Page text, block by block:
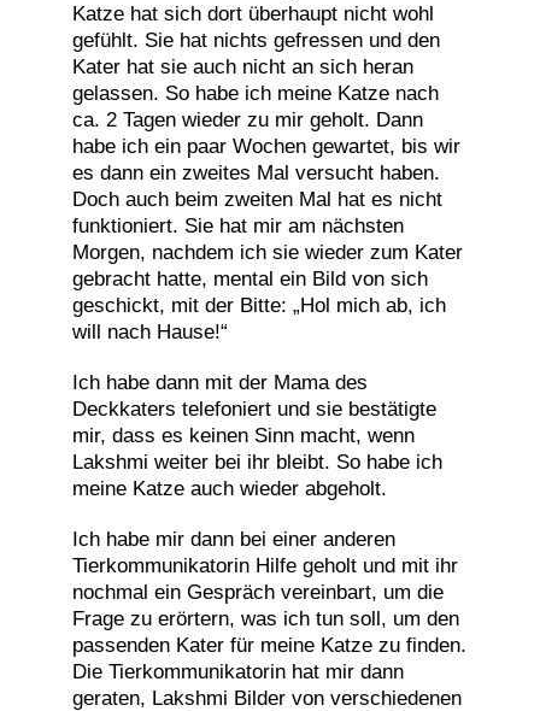
Katze hat sich dort überhaupt nicht wohl
gefühlt. Sie hat nichts gefressen und den
Kater hat sie auch nicht an sich heran
gelassen. So habe ich meine Katze nach
ca. 2 Tagen wieder zu mir geholt. Dann
habe ich ein paar Wochen gewartet, bis wir
es dann ein zweites Mal versucht haben.
Doch auch beim zweiten Mal hat es nicht
funktioniert. Sie hat mir am nächsten
Morgen, nachdem ich sie wieder zum Kater
gebracht hatte, mental ein Bild von sich
geschickt, mit der Bitte: „Hol mich ab, ich
will nach Hause!“
Ich habe dann mit der Mama des
Deckkaters telefoniert und sie bestätigte
mir, dass es keinen Sinn macht, wenn
Lakshmi weiter bei ihr bleibt. So habe ich
meine Katze auch wieder abgeholt.
Ich habe mir dann bei einer anderen
Tierkommunikatorin Hilfe geholt und mit ihr
nochmal ein Gespräch vereinbart, um die
Frage zu erörtern, was ich tun soll, um den
passenden Kater für meine Katze zu finden.
Die Tierkommunikatorin hat mir dann
geraten, Lakshmi Bilder von verschiedenen